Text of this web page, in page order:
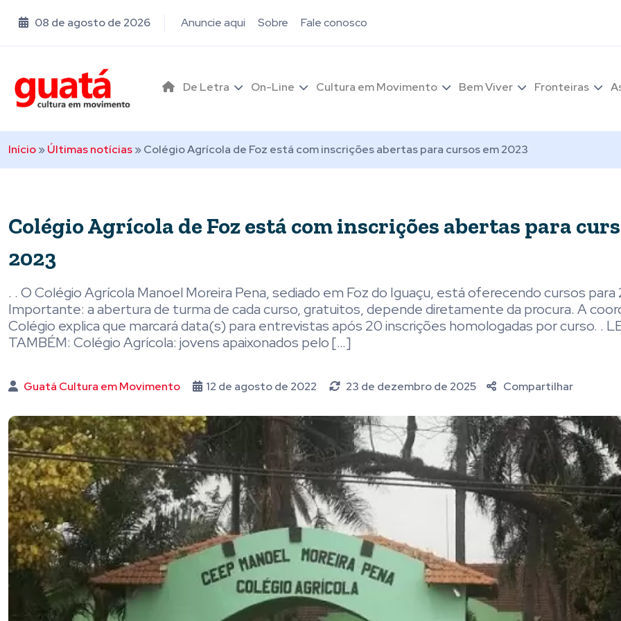
08 de agosto de 2026 Anuncie aqui Sobre Fale conosco
De Letra On-Line Cultura em Movimento Bem Viver Fronteiras
Início»Últimas notícias»Colégio Agrícola de Foz está com inscrições abertas para cursos em 2023
Colégio Agrícola de Foz está com inscrições abertas para
2023
. . O Colégio Agrícola Manoel Moreira Pena, sediado em Foz do Iguaçu, está oferecendo cursos
Importante: a abertura de turma de cada curso, gratuitos, depende diretamente da procura. A
Colégio explica que marcará data(s) para entrevistas após 20 inscrições homologadas por curso. .
TAMBÉM: Colégio Agrícola: jovens apaixonados pelo […]
Guatá Cultura em Movimento 12 de agosto de 2022 23 de dezembro de 2025 Compartilhar